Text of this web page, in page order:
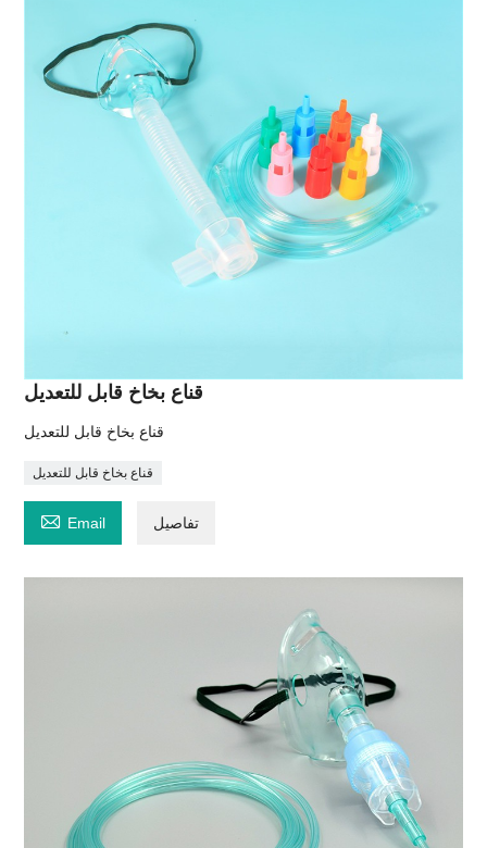
قناع بخاخ قابل للتعديل
قناع بخاخ قابل للتعديل
قناع بخاخ قابل للتعديل
 Email تفاصيل